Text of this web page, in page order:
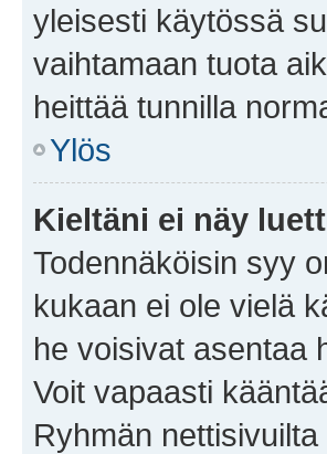
yleisesti käytössä
vaihtamaan tuota
heittää tunnilla
Ylös
Kieltäni ei näy
Todennäköisin syy
kukaan ei ole vielä
he voisivat asentaa
Voit vapaasti
Ryhmän